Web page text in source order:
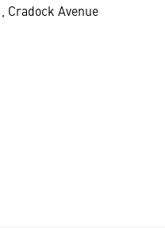
Cradock Avenue